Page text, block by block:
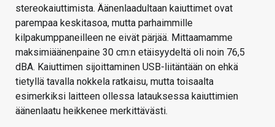
stereokaiuttimista. Äänenlaadultaan kaiuttimet ovat
parempaa keskitasoa, mutta parhaimmille
kilpakumppaneilleen ne eivät pärjää. Mittaamamme
maksimiäänenpaine 30 cm:n etäisyydeltä oli noin 76,5
dBA. Kaiuttimen sijoittaminen USB-liitäntään on ehkä
tietyllä tavalla nokkela ratkaisu, mutta toisaalta
esimerkiksi laitteen ollessa latauksessa kaiuttimien
äänenlaatu heikkenee merkittävästi.